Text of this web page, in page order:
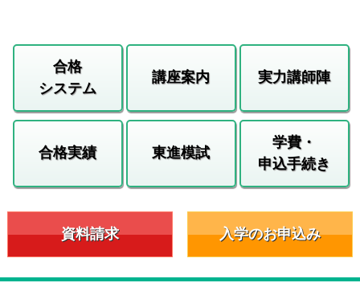
合格
システム
講座案内 実力講師陣
合格実績 東進模試
学費・
申込手続き
資料請求 入学のお申込み